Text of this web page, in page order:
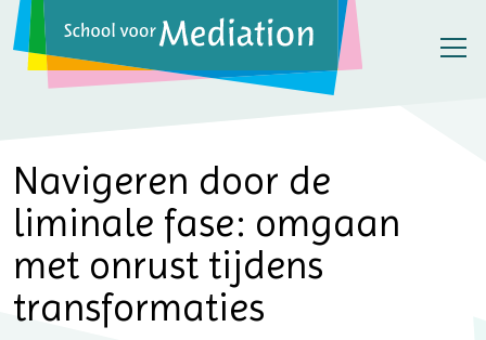
Navigeren door de
liminale fase: omgaan
met onrust tijdens
transformaties